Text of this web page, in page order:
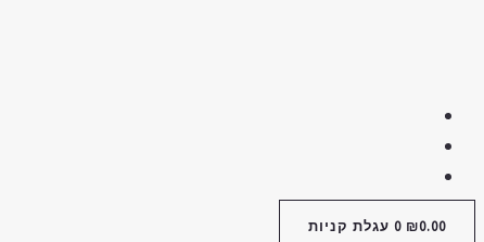
₪0.00
0 עגלת קניות